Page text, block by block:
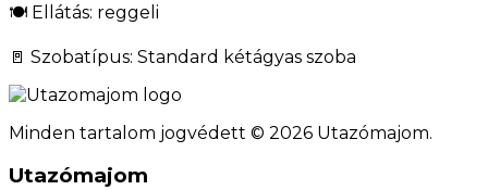
🍽️ Ellátás: reggeli
🚪 Szobatípus: Standard kétágyas szoba
Minden tartalom jogvédett © 2026 Utazómajom.
Utazómajom